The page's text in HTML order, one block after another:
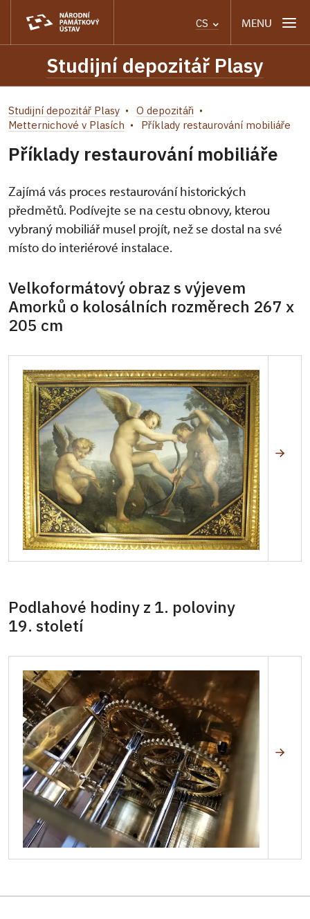
CS MENU
Studijní depozitář Plasy
Studijní depozitář Plasy
O depozitáři
Metternichové v Plasích
Příklady restaurování mobiliáře
Příklady restaurování mobiliáře
Zajímá vás proces restaurování historických
předmětů. Podívejte se na cestu obnovy, kterou
vybraný mobiliář musel projít, než se dostal na své
místo do interiérové instalace.
Velkoformátový obraz s výjevem
Amorků o kolosálních rozměrech 267 x
205 cm
Podlahové hodiny z 1. poloviny
19. století